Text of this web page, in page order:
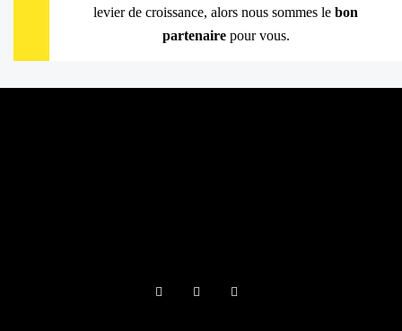
levier de croissance, alors nous sommes le bon
partenairepour vous.